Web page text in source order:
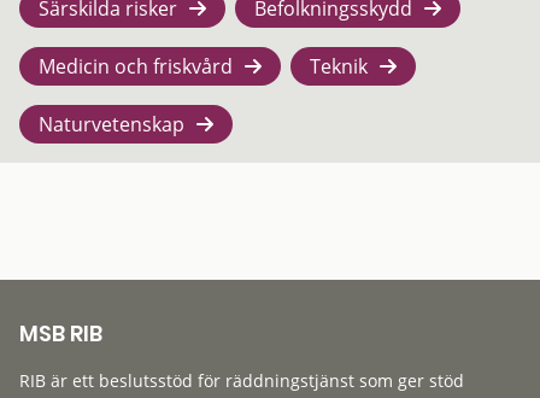
Särskilda risker Befolkningsskydd
Medicin och friskvård Teknik
Naturvetenskap
MSB RIB
RIB är ett beslutsstöd för räddningstjänst som ger stöd